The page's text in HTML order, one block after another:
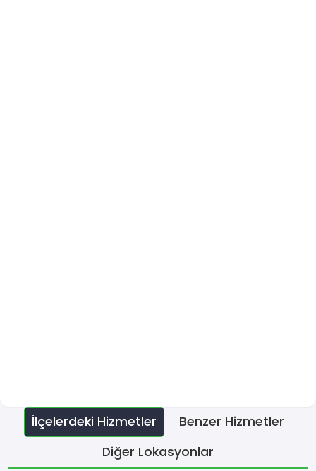
İlçelerdeki Hizmetler
Benzer Hizmetler
Diğer Lokasyonlar